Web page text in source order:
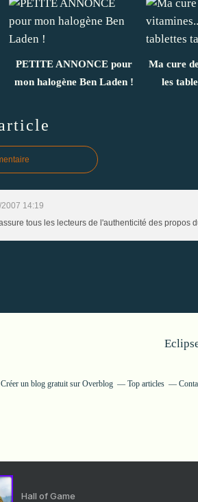
PETITE ANNONCE pour
mon halogène Ben Laden !
Ma cure
les
14:19
tous les lecteurs de l'authenticité des propos
Créer un blog gratuit sur Overblog Top articles
Hall of Game